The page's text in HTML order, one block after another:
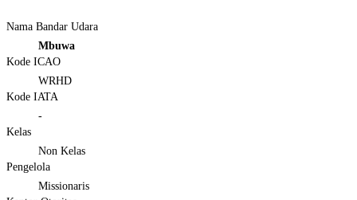
Nama Bandar Udara
Mbuwa
Kode ICAO
WRHD
Kode IATA
-
Kelas
Non Kelas
Pengelola
Missionaris